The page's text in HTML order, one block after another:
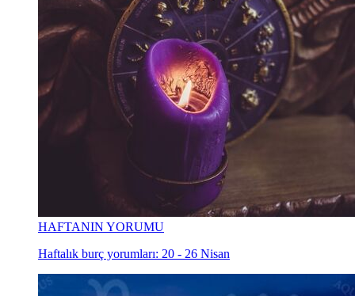
HAFTANIN YORUMU
Haftalık burç yorumları: 20 - 26 Nisan